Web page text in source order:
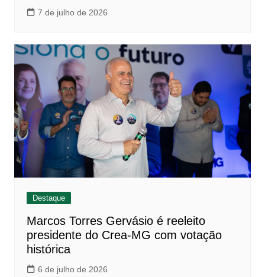
7 de julho de 2026
Destaque
Marcos Torres Gervásio é reeleito
presidente do Crea-MG com votação
histórica
6 de julho de 2026